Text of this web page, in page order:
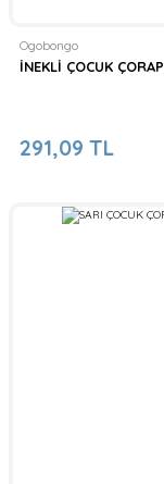
Ogobongo
İNEKLİ ÇOCUK ÇORAP
291,09 TL